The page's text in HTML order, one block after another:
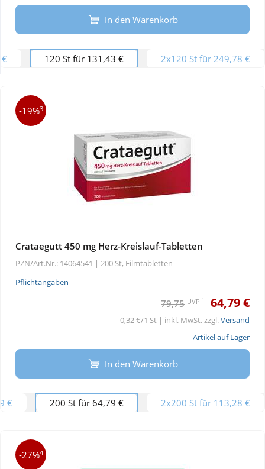
Tierbedarf
Wellness
In den Warenkorb
€ 120 St für 131,43 € 2x120 St für 249,78 €
-19%3
Crataegutt 450 mg Herz-Kreislauf-Tabletten
PZN/Art.Nr.: 14064541 | 200 St, Filmtabletten
Pflichtangaben
79,75 UVP 1 64,79 €
0,32 €/1 St | inkl. MwSt. zzgl.Versand
Artikel auf Lager
In den Warenkorb
€ 200 St für 64,79 € 2x200 St für 113,28 €
-27%4